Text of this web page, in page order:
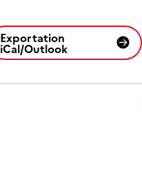
Exportation
iCal/Outlook